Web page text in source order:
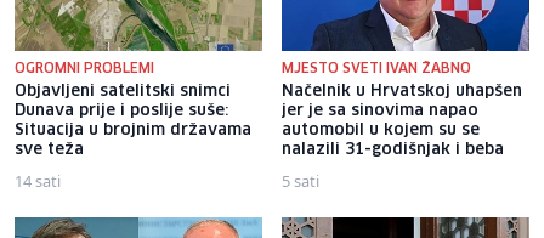
OGROMNI PROBLEMI
Objavljeni satelitski snimci
Dunava prije i poslije suše:
Situacija u brojnim državama
sve teža
14 sati
MJESTO SVETI IVAN ŽABNO
Načelnik u Hrvatskoj uhapšen
jer je sa sinovima napao
automobil u kojem su se
nalazili 31-godišnjak i beba
5 sati